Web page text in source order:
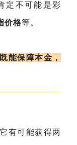
定不可能是彩
价格等。
既能保障本金，
有可能获得两